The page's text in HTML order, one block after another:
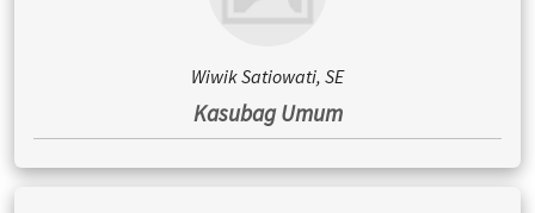
Wiwik Satiowati, SE
Kasubag Umum